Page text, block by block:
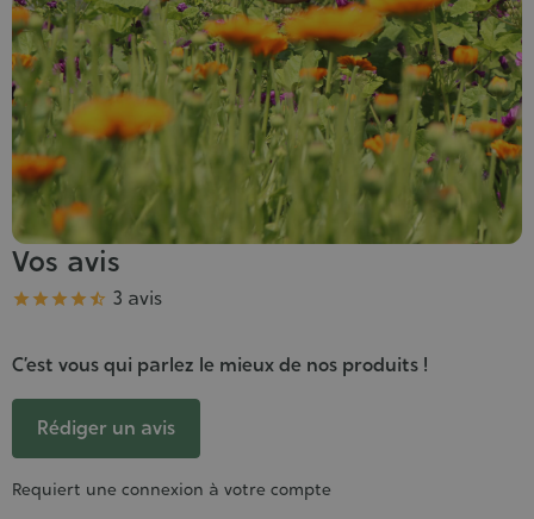
Vos avis
Note
     3 avis
C’est vous qui parlez le mieux de nos produits !
Rédiger un avis
Requiert une connexion à votre compte